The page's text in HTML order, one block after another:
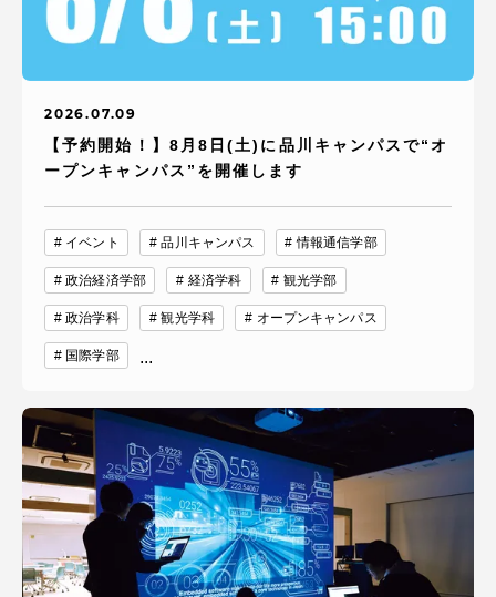
2026.07.09
【予約開始！】8月8日(土)に品川キャンパスで“オ
ープンキャンパス”を開催します
イベント 品川キャンパス 情報通信学部
政治経済学部 経済学科 観光学部
政治学科 観光学科 オープンキャンパス
国際学部 ...